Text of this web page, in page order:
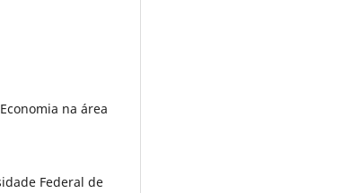
na área
Federal de